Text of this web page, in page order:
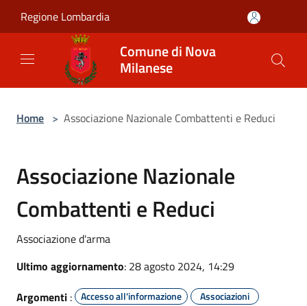
Regione Lombardia
Comune di Nova
Milanese
Home > Associazione Nazionale Combattenti e Reduci
Associazione Nazionale
Combattenti e Reduci
Associazione d'arma
Ultimo aggiornamento: 28 agosto 2024, 14:29
Argomenti : Accesso all'informazione Associazioni